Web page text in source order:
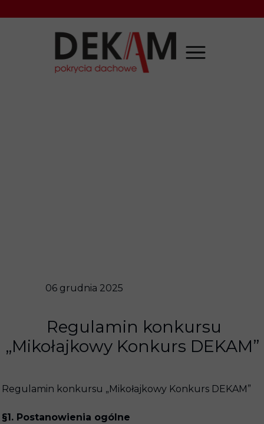
06 grudnia 2025
Regulamin konkursu
„Mikołajkowy Konkurs DEKAM”
Regulamin konkursu „Mikołajkowy Konkurs DEKAM”
§1. Postanowienia ogólne